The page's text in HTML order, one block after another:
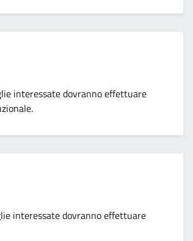
interessate dovranno effettuare
interessate dovranno effettuare